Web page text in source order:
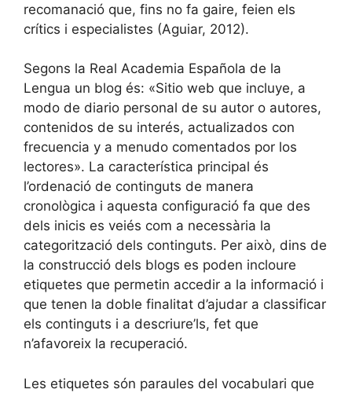
recomanació que, fins no fa gaire, feien els
crítics i especialistes (Aguiar, 2012).
Segons la Real Academia Española de la
Lengua un blog és: «Sitio web que incluye, a
modo de diario personal de su autor o autores,
contenidos de su interés, actualizados con
frecuencia y a menudo comentados por los
lectores». La característica principal és
l’ordenació de continguts de manera
cronològica i aquesta configuració fa que des
dels inicis es veiés com a necessària la
categorització dels continguts. Per això, dins de
la construcció dels blogs es poden incloure
etiquetes que permetin accedir a la informació i
que tenen la doble finalitat d’ajudar a classificar
els continguts i a descriure’ls, fet que
n’afavoreix la recuperació.
Les etiquetes són paraules del vocabulari que